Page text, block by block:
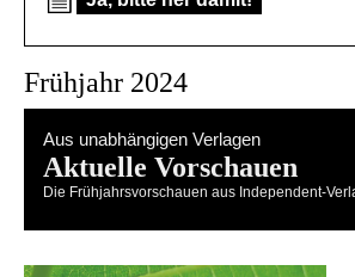
Frühjahr 2024
Aus unabhängigen Verlagen
Aktuelle Vorschauen
Die Frühjahrsvorschauen aus Independent-